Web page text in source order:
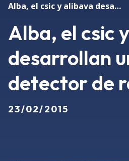
Alba, el csic y alibava desarrollan un detector de rayos x
Alba, el csic
desarrollan
detector de
23/02/2015